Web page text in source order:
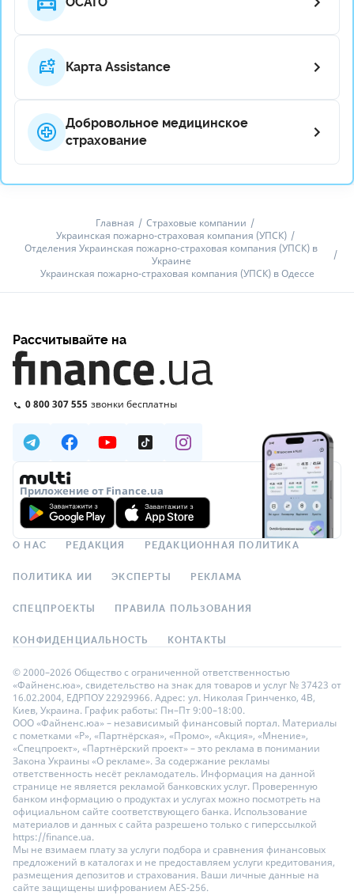
Карта Assistance
Добровольное медицинское
страхование
Главная
Страховые компании
Украинская пожарно-страховая компания (УПСК)
Отделения Украинская пожарно-страховая компания (УПСК) в
Украине
Украинская пожарно-страховая компания (УПСК) в Одессе
Рассчитывайте на
0 800 307 555 звонки бесплатны
Приложение от Finance.ua
О НАС РЕДАКЦИЯ РЕДАКЦИОННАЯ ПОЛИТИКА
ПОЛИТИКА ИИ ЭКСПЕРТЫ РЕКЛАМА
СПЕЦПРОЕКТЫ ПРАВИЛА ПОЛЬЗОВАНИЯ
КОНФИДЕНЦИАЛЬНОСТЬ КОНТАКТЫ
© 2000–2026 Общество с ограниченной ответственностью
«Файненс.юа», свидетельство на знак для товаров и услуг № 37423 от
16.02.2004, ЕДРПОУ 22929966. Адрес: ул. Николая Гринченко, 4В,
Киев, Украина. График работы: Пн–Пт 9:00–18:00.
ООО «Файненс.юа» – независимый финансовый портал. Материалы
с пометками «Р», «Партнёрская», «Промо», «Акция», «Мнение»,
«Спецпроект», «Партнёрский проект» – это реклама в понимании
Закона Украины «О рекламе». За содержание рекламы
ответственность несёт рекламодатель. Информация на данной
странице не является рекламой банковских услуг. Проверенную
банком информацию о продуктах и услугах можно посмотреть на
официальном сайте соответствующего банка. Использование
материалов и данных с сайта разрешено только с гиперссылкой
https://finance.ua.
Мы не взимаем плату за услуги подбора и сравнения финансовых
предложений в каталогах и не предоставляем услуги кредитования,
размещения депозитов и страхования. Ваши личные данные на
сайте защищены шифрованием AES-256.